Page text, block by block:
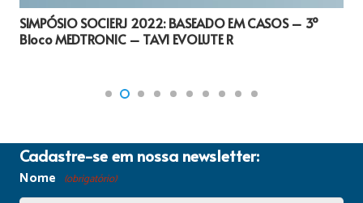
SIMPÓSIO SOCIERJ 2022: BASEADO EM CASOS – 3º
Bloco MEDTRONIC – TAVI EVOLUTE R
Cadastre-se em nossa newsletter:
Nome (obrigatório)